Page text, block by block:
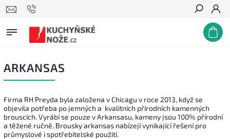
Hledat
ARKANSAS
Firma RH Preyda byla založena v Chicagu v roce 2013, když se
objevila potřeba po jemných a kvalitních přírodních kamenných
brouscích. Vyrábí se pouze v Arkansasu, kameny jsou 100% přírodní
a těžené ručně. Brousky arkansas nabízejí vynikající řešení pro
průmyslové i spotřebitelské použití.